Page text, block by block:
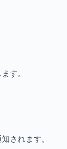
す。
されます。